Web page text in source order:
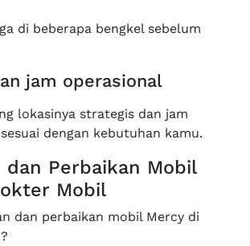
di beberapa bengkel sebelum
jam operasional
lokasinya strategis dan jam
dengan kebutuhan kamu.
dan Perbaikan Mobil
Mobil
dan perbaikan mobil Mercy di